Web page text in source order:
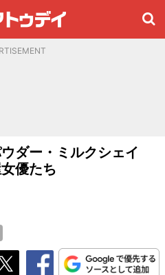
ダー・ミルクシェイ
優たち